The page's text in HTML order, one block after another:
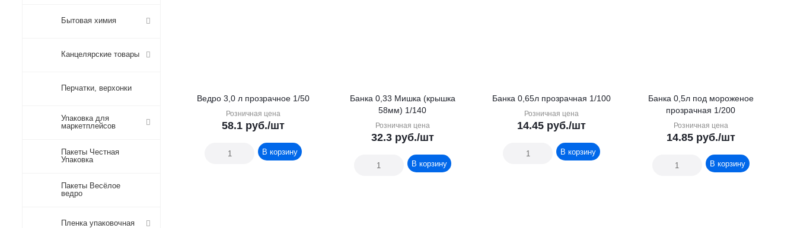
Ведро 3,0 л прозрачное 1/50
Розничная цена
58.1 руб./шт
В корзину
Банка 0,33 Мишка (крышка
58мм) 1/140
Розничная цена
32.3руб./шт
В корзину
Банка 0,65л прозрачная 1/100
Розничная цена
14.45 руб./шт
В корзину
Банка 0,5л под мороженое
прозрачная 1/200
Розничная цена
14.85руб./шт
В корзину
Бытовая химия
Канцелярские товары
Перчатки, верхонки
Упаковка для
маркетплейсов
Пакеты Честная
Упаковка
Пакеты Весёлое
ведро
Пленка упаковочная